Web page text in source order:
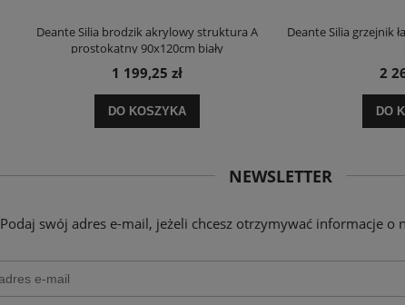
Deante Silia brodzik akrylowy struktura A
prostokątny 90x120cm biały
1 199,25 zł
DO KOSZYKA
Deante Silia grzejnik
2
DO
NEWSLETTER
Podaj swój adres e-mail, jeżeli chcesz otrzymywać informacje o